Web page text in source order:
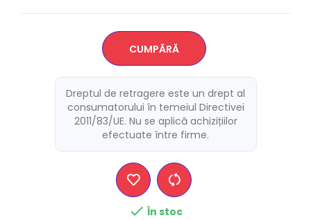
CUMPĂRĂ
Dreptul de retragere este un drept al
consumatorului în temeiul Directivei
2011/83/UE. Nu se aplică achizițiilor
efectuate între firme.
 În stoc